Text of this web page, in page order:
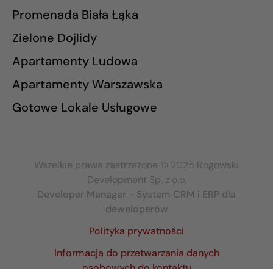
Promenada Biała Łąka
Zielone Dojlidy
Apartamenty Ludowa
Apartamenty Warszawska
Gotowe Lokale Usługowe
Wszelkie prawa zastrzeżone © 2025 Rogowski
Development Sp. z o.o.
Developer Manager - System CRM i ERP dla
deweloperów
Polityka prywatności
Informacja do przetwarzania danych